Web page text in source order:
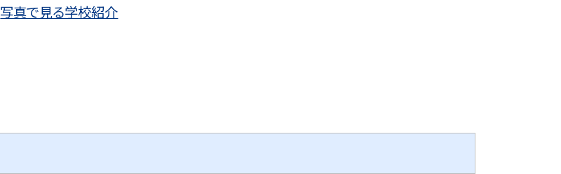
写真で見る学校紹介